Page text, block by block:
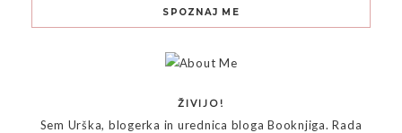
SPOZNAJ ME
ŽIVIJO!
Sem Urška, blogerka in urednica bloga Booknjiga. Rada